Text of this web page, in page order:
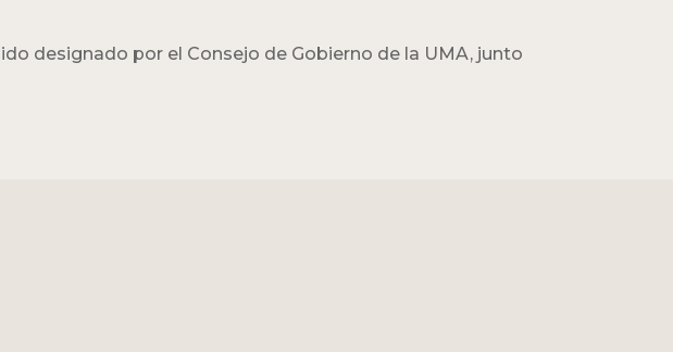
designado por el Consejo de Gobierno de la UMA, junto